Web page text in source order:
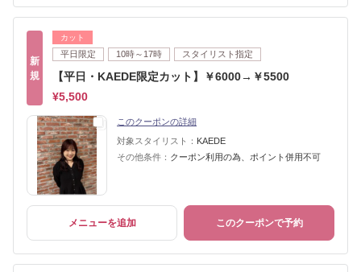
新
規
カット
平日限定 10時～17時 スタイリスト指定
【平日・KAEDE限定カット】￥6000→￥5500
¥5,500
このクーポンの詳細
対象スタイリスト： KAEDE
その他条件： クーポン利用の為、ポイント併用不可
メニューを追加 このクーポンで予約